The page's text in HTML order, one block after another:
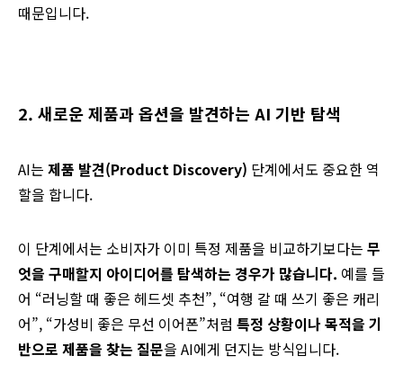
때문입니다.
2. 새로운 제품과 옵션을 발견하는 AI 기반 탐색
AI는 제품 발견(Product Discovery) 단계에서도 중요한 역
할을 합니다.
이 단계에서는 소비자가 이미 특정 제품을 비교하기보다는 무
엇을 구매할지 아이디어를 탐색하는 경우가 많습니다. 예를 들
어 “러닝할 때 좋은 헤드셋 추천”, “여행 갈 때 쓰기 좋은 캐리
어”, “가성비 좋은 무선 이어폰”처럼 특정 상황이나 목적을 기
반으로 제품을 찾는 질문을 AI에게 던지는 방식입니다.